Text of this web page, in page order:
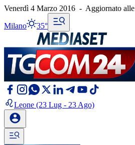
Venerdì 4 Marzo 2016 - Aggiornato alle
Milano 35°
Leone (23 Lug - 23 Ago)